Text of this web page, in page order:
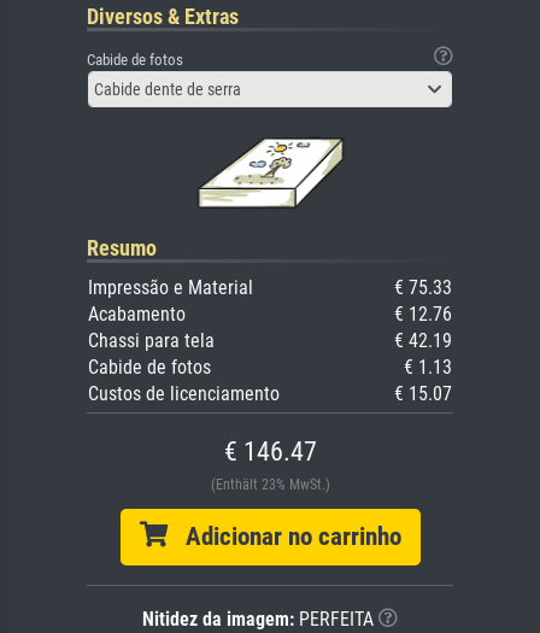
Diversos & Extras
Cabide de fotos
Cabide dente de serra
Resumo
Impressão e Material
€ 75.33
Acabamento
€ 12.76
Chassi para tela
€ 42.19
Cabide de fotos
€ 1.13
Custos de licenciamento
€ 15.07
€ 146.47
(Enthält 23% MwSt.)
Adicionar no carrinho
Nitidez da imagem: PERFEITA